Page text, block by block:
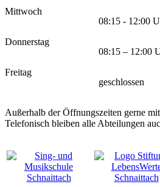
Mittwoch
08:15 - 12:00
Donnerstag
08:15 – 12:00
Freitag
geschlossen
Außerhalb der Öffnungszeiten gerne
Telefonisch bleiben alle Abteilungen